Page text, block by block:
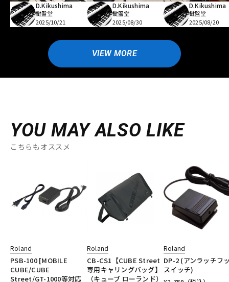
D.Kikushima
鍵盤堂
2025/10/21
D.Kikushima
鍵盤堂
2025/08/30
D.Kikushima
鍵盤堂
2025/08/20
VIEW MORE
YOU MAY ALSO LIKE
こちらもオススメ
Roland
PSB-100 [MOBILE
CUBE/CUBE
Street/GT-1000等対応
Roland
CB-CS1【CUBE Street
専用キャリングバッグ】
（キューブ ローランド）
Roland
DP-2 (アンラッチフ
スイッチ)